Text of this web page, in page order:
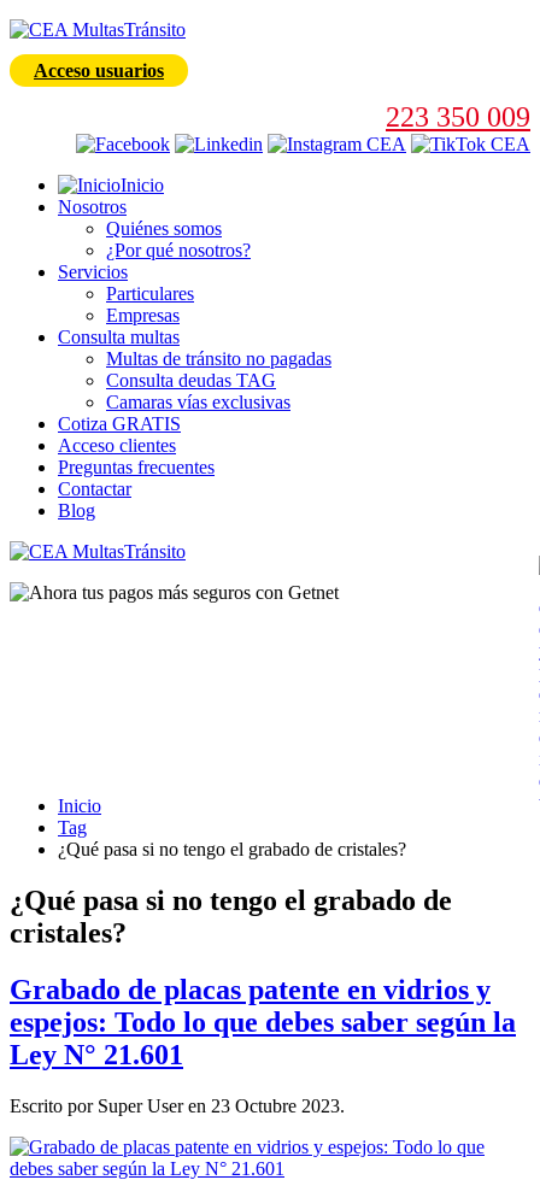
Acceso usuarios
223 350 009
Inicio
Nosotros
Quiénes somos
¿Por qué nosotros?
Servicios
Particulares
Empresas
Consulta multas
Multas de tránsito no pagadas
Consulta deudas TAG
Camaras vías exclusivas
Cotiza GRATIS
Acceso clientes
Preguntas frecuentes
Contactar
Blog
Inicio
Tag
¿Qué pasa si no tengo el grabado de cristales?
¿Qué pasa si no tengo el grabado de
cristales?
Grabado de placas patente en vidrios y
espejos: Todo lo que debes saber según la
Ley N° 21.601
Escrito por Super User en 23 Octubre 2023.